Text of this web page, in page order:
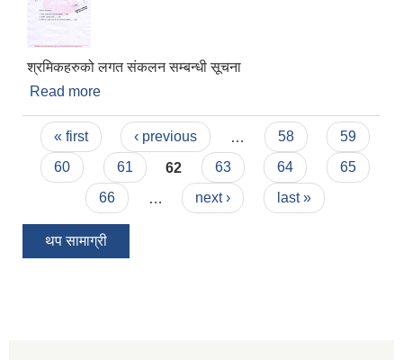
श्रमिकहरुको लगत संकलन सम्बन्धी सूचना
Read more
Pages
« first ‹ previous 58
59
60
61 62 63 64
65
66
next › last »
थप सामाग्री